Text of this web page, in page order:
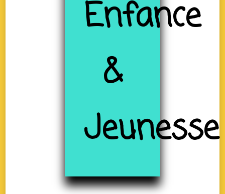
Enfance
&
Jeunesse